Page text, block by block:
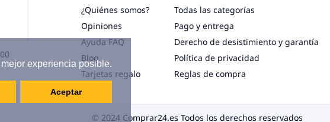
experiencia posible.
Aceptar
¿Quiénes somos?
Opiniones
Ayuda FAQ
Blog
Tarjetas regalo
Todas las categorías
Pago y entrega
Derecho de desistimiento y garantía
Política de privacidad
Reglas de compra
© 2024 Comprar24.es Todos los derechos reservados